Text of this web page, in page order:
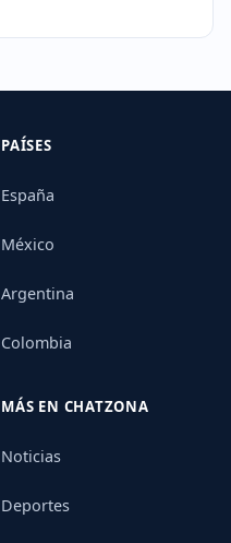
PAÍSES
España
México
Argentina
Colombia
MÁS EN CHATZONA
Noticias
Deportes